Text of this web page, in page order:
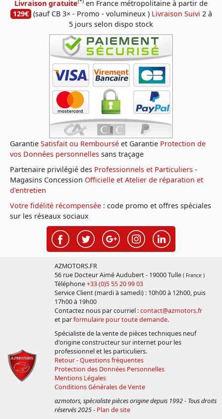
Livraison gratuite
en France métropolitaine à partir de
129€ (sauf CB 3× - Promo - volumineux ) Livraison Suivi 2 à
5 jours selon dispo stock
Garantie Satisfait ou Remboursé et Garantie Protection de
vos Données personnelles sans traçage
Partenaire privilégié des Professionnels et Particuliers -
Magasins Concession Officielle et Atelier de réparation et
d'entretien
Votre fidélité récompensée : code promo et offres spéciales
sur les réseaux sociaux
AZMOTORS.FR
56 rue Docteur Aimé Audubert - 19000 Tulle ( France )
Téléphone+33 (0)5 55 20 99 03
Service Client (mardi à samedi) : 10h00 à 12h00, puis
17h00 à 19h00
Contactez nous par courriel :contact@azmotors.fr
et parformulaire pour toute demande.
Spécialiste de la vente de pièces techniques neuf
d'origine constructeur sur internet pour les
professionnel et les particuliers.
Retour - Questions fréquentes
Protection des Données Personnelles
Mentions Légales
Conditions Générales de Vente
azmotors, spécialiste pièces origine depuis 1992 - Tous droits
réservés 2025- Plan de site